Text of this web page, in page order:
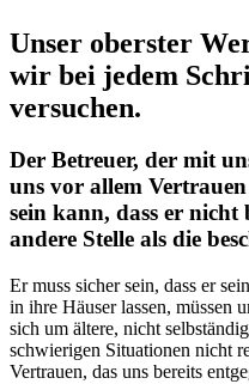
Unser oberster
wir bei jedem
versuchen.
Der Betreuer, der mit
uns vor allem
sein kann, dass er
andere Stelle als die
Er muss sicher sein, dass er
in ihre Häuser lassen, müssen
sich um ältere, nicht
schwierigen Situationen nicht
Vertrauen, das uns bereits